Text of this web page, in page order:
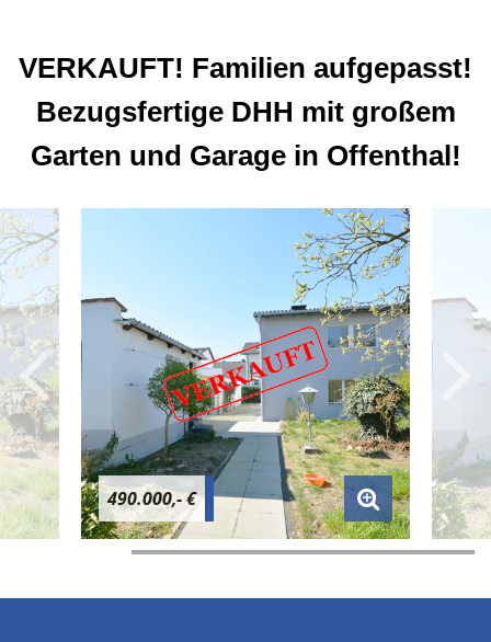
VERKAUFT! Familien aufgepasst!
Bezugsfertige DHH mit großem
Garten und Garage in Offenthal!
490.000,- €